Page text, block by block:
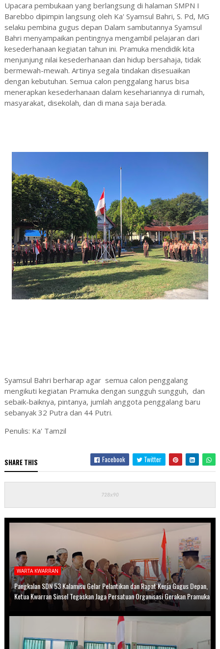
Upacara pembukaan yang berlangsung di halaman SMPN I
Barebbo dipimpin langsung oleh Ka' Syamsul Bahri, S. Pd, MG
selaku pembina gugus depan Dalam sambutannya Syamsul
Bahri menyampaikan pentingnya mengambil pelajaran dari
kesederhanaan kegiatan tahun ini. Pramuka mendidik kita
menjunjung nilai kesederhanaan dan hidup bersahaja, tidak
bermewah-mewah. Artinya segala tindakan disesuaikan
dengan kebutuhan. Semua calon penggalang harus bisa
menerapkan kesederhanaan dalam kesehariannya di rumah,
masyarakat, disekolah, dan di mana saja berada.
Syamsul Bahri berharap agar semua calon penggalang
mengikuti kegiatan Pramuka dengan sungguh sungguh, dan
sebaik-baiknya, pintanya, jumlah anggota penggalang baru
sebanyak 32 Putra dan 44 Putri.
Penulis: Ka' Tamzil
SHARE THIS Facebook Twitter
WARTA KWARRAN
Pangkalan SDN 53 Kalamisu Gelar Pelantikan dan Rapat Kerja Gugus Depan,
Ketua Kwarran Sinsel Tegaskan Jaga Persatuan Organisasi Gerakan Pramuka